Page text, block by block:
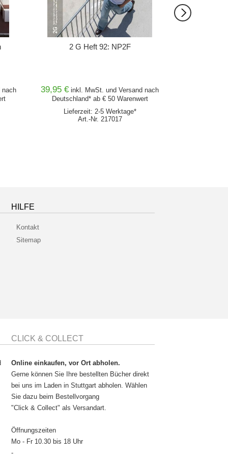
nach
2 G Heft 92: NP2F
39,95 € inkl. MwSt. und Versand nach
Deutschland* ab € 50 Warenwert
Lieferzeit: 2-5 Werktage*
Art.-Nr. 217017
HILFE
Kontakt
Sitemap
CLICK & COLLECT
Online einkaufen, vor Ort abholen.
Gerne können Sie Ihre bestellten Bücher direkt
bei uns im Laden in Stuttgart abholen. Wählen
Sie dazu beim Bestellvorgang
"Click & Collect" als Versandart.
Öffnungszeiten
Mo - Fr 10.30 bis 18 Uhr
-